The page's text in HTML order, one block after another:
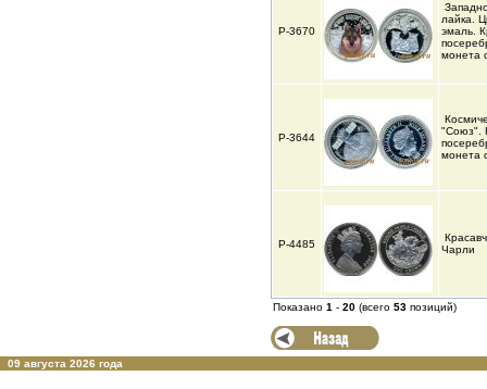
Р-3670
лайка.
эмаль.
монета
Р-3644
"Союз".
монета
Р-4485
Чарли
Показано 1 - 20 (всего 53 позиций)
09 августа 2026 года